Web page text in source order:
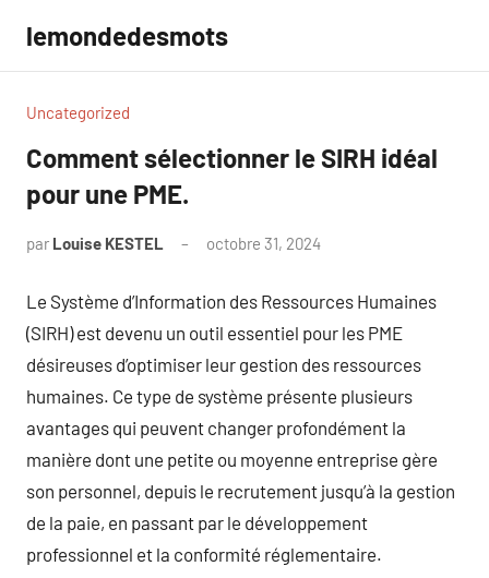
contenu
lemondedesmots
Uncategorized
Comment sélectionner le SIRH idéal
pour une PME.
par Louise KESTEL octobre 31, 2024
Le Système d’Information des Ressources Humaines
(SIRH) est devenu un outil essentiel pour les PME
désireuses d’optimiser leur gestion des ressources
humaines. Ce type de système présente plusieurs
avantages qui peuvent changer profondément la
manière dont une petite ou moyenne entreprise gère
son personnel, depuis le recrutement jusqu’à la gestion
de la paie, en passant par le développement
professionnel et la conformité réglementaire.